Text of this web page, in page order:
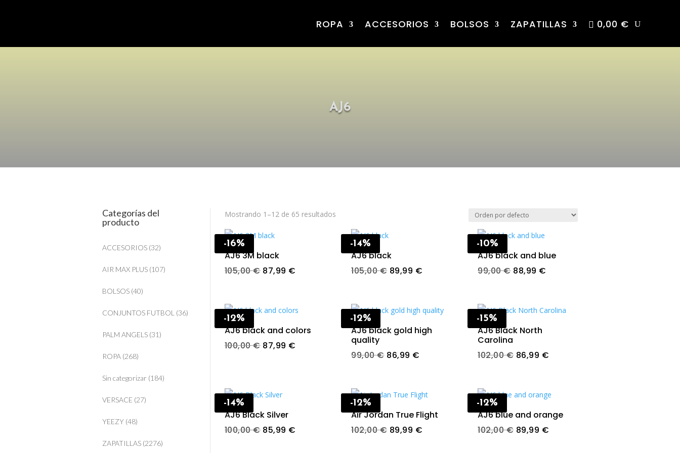
ROPA ACCESORIOS BOLSOS ZAPATILLAS 0,00 €
AJ6
Categorías del
producto
ACCESORIOS (32)
AIR MAX PLUS (107)
BOLSOS (40)
CONJUNTOS FUTBOL (36)
PALM ANGELS (31)
ROPA (268)
Sin categorizar (184)
VERSACE (27)
YEEZY (48)
ZAPATILLAS (2276)
Mostrando 1–12 de 65 resultados
-16%
AJ6 3M black
105,00€ Original
105,00 €.
87,99 €
87,99 €.
-14%
AJ6 black
105,00€ Original
105,00 €.
89,99 €
89,99 €.
-10%
AJ6 black and blue
99,00€ Original
99,00 €.
88,99 €
88,99 €.
-12%
AJ6 black and colors
100,00€ Original
87,99 €
-12%
AJ6 black gold high
quality
99,00€ Original
99,00 €.
86,99 €
86,99 €.
-15%
AJ6 Black North
Carolina
102,00€ Original
102,00 €.
86,99 €
86,99 €.
-14%
AJ6 Black Silver
100,00€ Original
85,99 €
-12%
Air Jordan True Flight
102,00€ Original
89,99 €
-12%
AJ6 blue and orange
102,00€ Original
89,99 €